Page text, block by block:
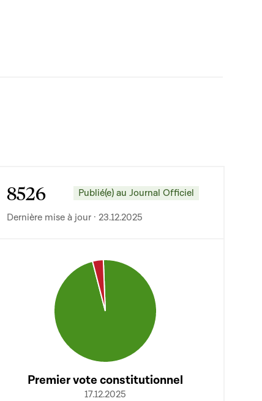
8526 Publié(e) au Journal Officiel
Dernière mise à jour · 23.12.2025
Premier vote constitutionnel
17.12.2025